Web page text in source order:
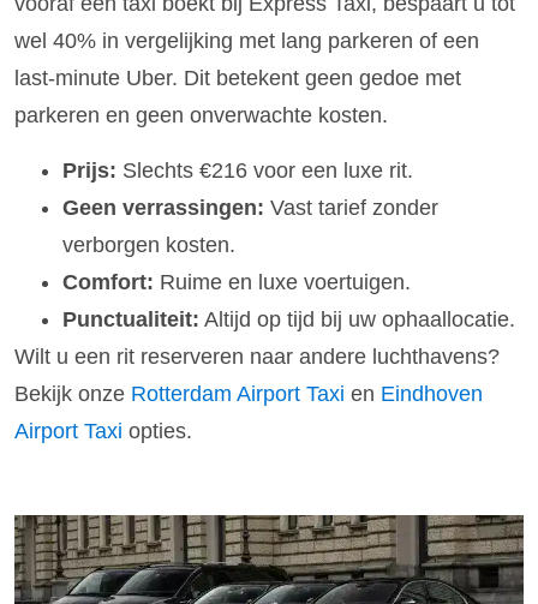
wel 40% in vergelijking met lang parkeren of een
last-minute Uber. Dit betekent geen gedoe met
parkeren en geen onverwachte kosten.
Prijs: Slechts €216 voor een luxe rit.
Geen verrassingen: Vast tarief zonder
verborgen kosten.
Comfort: Ruime en luxe voertuigen.
Punctualiteit: Altijd op tijd bij uw ophaallocatie.
Wilt u een rit reserveren naar andere luchthavens?
Bekijk onze Rotterdam Airport Taxi en Eindhoven
Airport Taxi opties.